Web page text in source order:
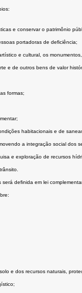
e conservar o patrimônio
portadoras de deﬁciência;
e cultural, os
e de outros bens de valor
formas;
habitacionais e de
a integração social dos
e exploração de recursos
deﬁnida em lei
e dos recursos naturais,